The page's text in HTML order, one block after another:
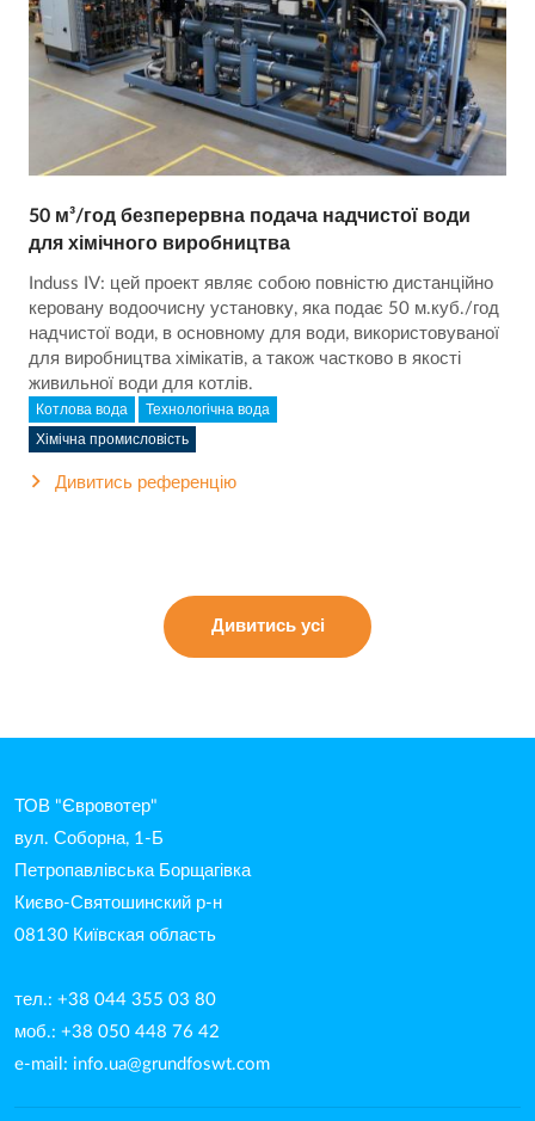
50 м³/год безперервна подача надчистої води
для хімічного виробництва
Induss IV: цей проект являє собою повністю дистанційно
керовану водоочисну установку, яка подає 50 м.куб./год
надчистої води, в основному для води, використовуваної
для виробництва хімікатів, а також частково в якості
живильної води для котлів.
Котлова вода Технологічна вода
Хімічна промисловість
Дивитись референцію
Дивитись усі
ТОВ "Євровотер"
вул. Соборна, 1-Б
Петропавлівська Борщагівка
Києво-Святошинский р-н
08130 Київская область
тел.: +38 044 355 03 80
моб.: +38 050 448 76 42
e-mail: info.ua@grundfoswt.com